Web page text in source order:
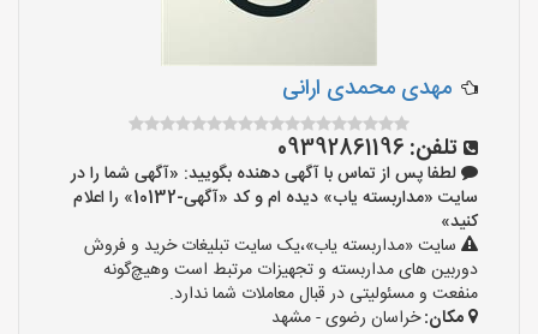
مهدی محمدی ارانی
تلفن: 09392861196
لطفا پس از تماس با آگهی دهنده بگویید: «آگهی شما را در
سایت «مداربسته یاب» دیده ام و کد «آگهی-10132» را اعلام
کنید»
سایت «مداربسته یاب»،یک سایت تبلیغات خرید و فروش
دوربین های مداربسته و تجهیزات مرتبط است وهیچ‌گونه
منفعت و مسئولیتی در قبال معاملات شما ندارد.
مکان:خراسان رضوی - مشهد